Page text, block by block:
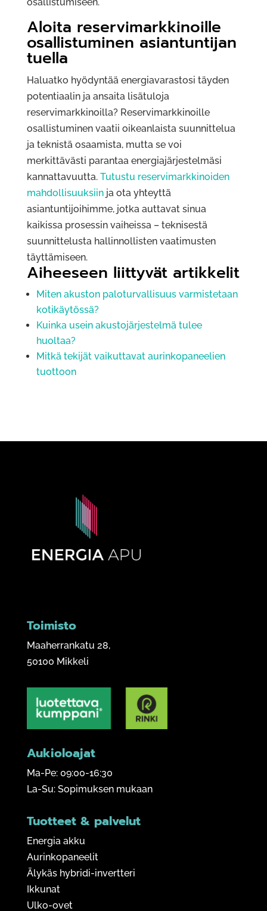
osallistumiseen.
Aloita reservimarkkinoille
osallistuminen asiantuntijan
tuella
Haluatko hyödyntää energiavarastosi täyden
potentiaalin ja ansaita lisätuloja
reservimarkkinoilla? Reservimarkkinoille
osallistuminen vaatii oikeanlaista suunnittelua
ja teknistä osaamista, mutta se voi
merkittävästi parantaa energiajärjestelmäsi
kannattavuutta. Tutustu reservimarkkinoiden
mahdollisuuksiinja ota yhteyttä
asiantuntijoihimme, jotka auttavat sinua
kaikissa prosessin vaiheissa – teknisestä
suunnittelusta hallinnollisten vaatimusten
täyttämiseen.
Aiheeseen liittyvät artikkelit
Miten akuston paloturvallisuus varmistetaan
kotikäytössä?
Kuinka usein akustojärjestelmä tulee
huoltaa?
Mitkä tekijät vaikuttavat aurinkopaneelien
tuottoon
Toimisto
Maaherrankatu 28,
50100 Mikkeli
Aukioloajat
Ma-Pe: 09:00-16:30
La-Su: Sopimuksen mukaan
Tuotteet & palvelut
Energia akku
Aurinkopaneelit
Älykäs hybridi-invertteri
Ikkunat
Ulko-ovet